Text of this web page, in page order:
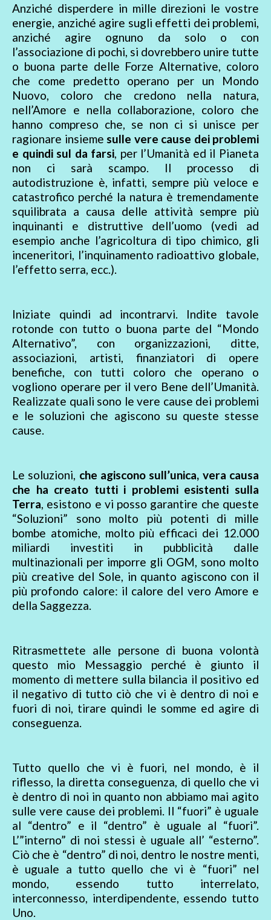
Anziché disperdere in mille direzioni le vostre
energie, anziché agire sugli effetti dei problemi,
anziché agire ognuno da solo o con
l’associazione di pochi, si dovrebbero unire tutte
o buona parte delle Forze Alternative, coloro
che come predetto operano per un Mondo
Nuovo, coloro che credono nella natura,
nell’Amore e nella collaborazione, coloro che
hanno compreso che, se non ci si unisce per
ragionare insieme sulle vere cause dei problemi
e quindi sul da farsi, per l’Umanità ed il Pianeta
non ci sarà scampo. Il processo di
autodistruzione è, infatti, sempre più veloce e
catastrofico perché la natura è tremendamente
squilibrata a causa delle attività sempre più
inquinanti e distruttive dell’uomo (vedi ad
esempio anche l’agricoltura di tipo chimico, gli
inceneritori, l’inquinamento radioattivo globale,
l’effetto serra, ecc.).
Iniziate quindi ad incontrarvi. Indite tavole
rotonde con tutto o buona parte del “Mondo
Alternativo”, con organizzazioni, ditte,
associazioni, artisti, finanziatori di opere
benefiche, con tutti coloro che operano o
vogliono operare per il vero Bene dell’Umanità.
Realizzate quali sono le vere cause dei problemi
e le soluzioni che agiscono su queste stesse
cause.
Le soluzioni, che agiscono sull’unica, vera causa
che ha creato tutti i problemi esistenti sulla
Terra, esistono e vi posso garantire che queste
“Soluzioni” sono molto più potenti di mille
bombe atomiche, molto più efficaci dei 12.000
miliardi investiti in pubblicità dalle
multinazionali per imporre gli OGM, sono molto
più creative del Sole, in quanto agiscono con il
più profondo calore: il calore del vero Amore e
della Saggezza.
Ritrasmettete alle persone di buona volontà
questo mio Messaggio perché è giunto il
momento di mettere sulla bilancia il positivo ed
il negativo di tutto ciò che vi è dentro di noi e
fuori di noi, tirare quindi le somme ed agire di
conseguenza.
Tutto quello che vi è fuori, nel mondo, è il
riflesso, la diretta conseguenza, di quello che vi
è dentro di noi in quanto non abbiamo mai agito
sulle vere cause dei problemi. Il “fuori” è uguale
al “dentro” e il “dentro” è uguale al “fuori”.
L’”interno” di noi stessi è uguale all’ “esterno”.
Ciò che è “dentro” di noi, dentro le nostre menti,
è uguale a tutto quello che vi è “fuori” nel
mondo, essendo tutto interrelato,
interconnesso, interdipendente, essendo tutto
Uno.